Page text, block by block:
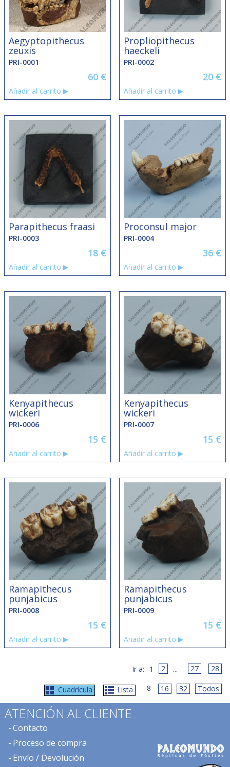
Aegyptopithecus
zeuxis
PRI-0001
60 €
Añadir al carrito
Propliopithecus
haeckeli
PRI-0002
20 €
Añadir al carrito
Parapithecus fraasi
PRI-0003
18 €
Añadir al carrito
Proconsul major
PRI-0004
36 €
Añadir al carrito
Kenyapithecus
wickeri
PRI-0006
15 €
Añadir al carrito
Kenyapithecus
wickeri
PRI-0007
15 €
Añadir al carrito
Ramapithecus
punjabicus
PRI-0008
15 €
Añadir al carrito
Ramapithecus
punjabicus
PRI-0009
15 €
Añadir al carrito
1 2 ... 27
28
8
16 32 Todos
Lista
Cuadrícula
ATENCIÓN AL CLIENTE
Contacto
Proceso de compra
Envío / Devolución